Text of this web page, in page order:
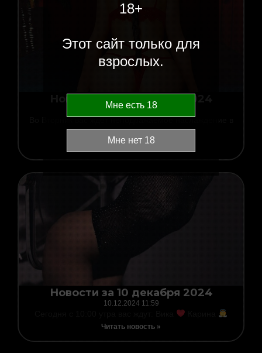
Новости за 10 декабря 2024
10.12.202423:16
Во Вторник вас ждет неподражаемое наслаждение в
SPA EGO
!
Читать новость »
Новости за 10 декабря 2024
10.12.2024 11:59
Читать новость »
18+
Этот сайт только для
взрослых.